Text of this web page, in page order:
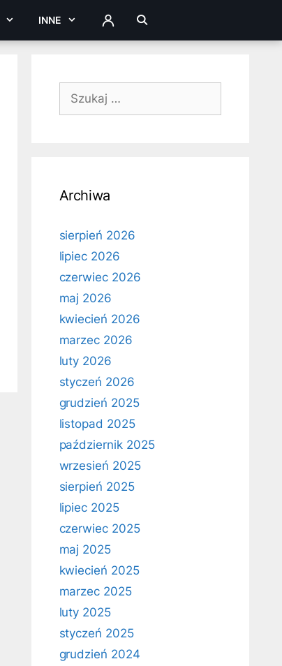
INNE ZALOGUJ
Szukaj:
Archiwa
sierpień 2026
lipiec 2026
czerwiec 2026
maj 2026
kwiecień 2026
marzec 2026
luty 2026
styczeń 2026
grudzień 2025
listopad 2025
październik 2025
wrzesień 2025
sierpień 2025
lipiec 2025
czerwiec 2025
maj 2025
kwiecień 2025
marzec 2025
luty 2025
styczeń 2025
grudzień 2024